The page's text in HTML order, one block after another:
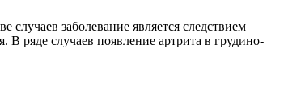
заболевание является следствием
В ряде случаев появление артрита в грудино-